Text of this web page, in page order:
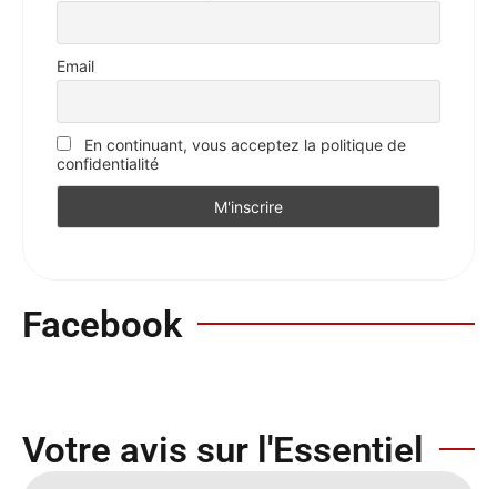
Email
En continuant, vous acceptez la politique de
confidentialité
Facebook
Votre avis sur l'Essentiel